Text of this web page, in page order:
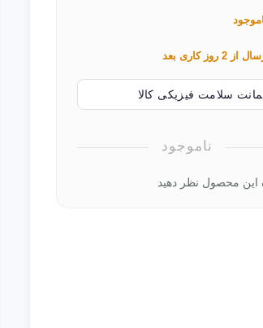
از 2 روز کاری بعد
سلامت فیزیکی کالا
ناموجود
این محصول نظر دهید